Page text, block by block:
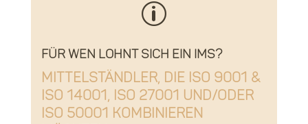
p
Für wen lohnt sich ein IMS?
Mittelständler, die ISO 9001 &
ISO 14001, ISO 27001 und/oder
ISO 50001 kombinieren